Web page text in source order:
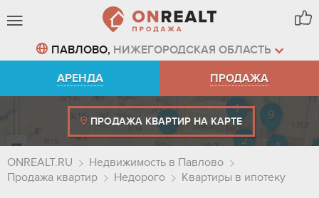
ПАВЛОВО, НИЖЕГОРОДСКАЯ ОБЛАСТЬ
АРЕНДА
ПРОДАЖА
ПРОДАЖА КВАРТИР НА КАРТЕ
ONREALT.RU
Недвижимость в Павлово
Продажа квартир
Недорого Квартиры в ипотеку